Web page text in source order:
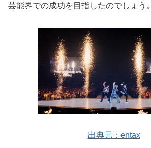
芸能界での成功を目指したのでしょう。
出典元：entax